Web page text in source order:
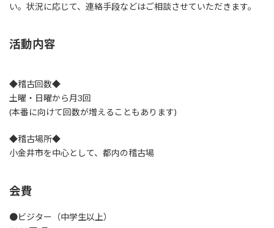
い。状況に応じて、連絡手段などはご相談させていただきます。
活動内容
◆稽古回数◆
土曜・日曜から月3回
(本番に向けて回数が増えることもあります)
◆稽古場所◆
小金井市を中心として、都内の稽古場
会費
●ビジター（中学生以上）